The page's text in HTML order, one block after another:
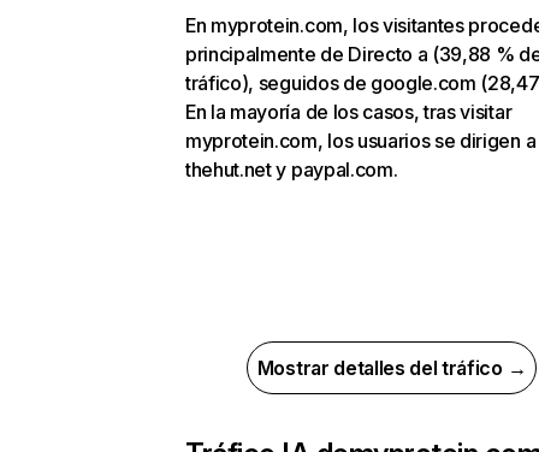
En myprotein.com, los visitantes
principalmente de Directo a (39,88 %
tráfico), seguidos de google.com
En la mayoría de los casos, tras visitar
myprotein.com, los usuarios se dirigen a
thehut.net y paypal.com.
Mostrar detalles del tráfico →